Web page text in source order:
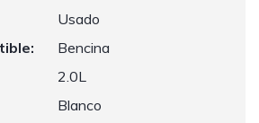
Usado
Bencina
2.0L
Blanco